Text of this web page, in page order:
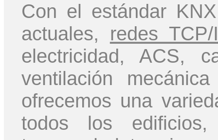
Con el estándar
actuales, redes TCP/
electricidad, ACS,
ventilación
ofrecemos una
todos los edificios,